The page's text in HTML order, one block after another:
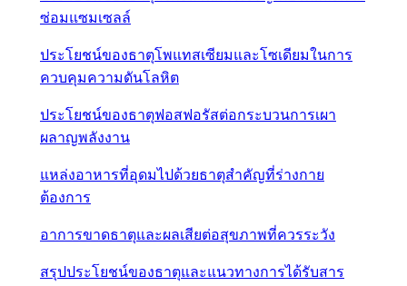
ซ่อมแซมเซลล์
ประโยชน์ของธาตุโพแทสเซียมและโซเดียมในการ
ควบคุมความดันโลหิต
ประโยชน์ของธาตุฟอสฟอรัสต่อกระบวนการเผา
ผลาญพลังงาน
แหล่งอาหารที่อุดมไปด้วยธาตุสำคัญที่ร่างกาย
ต้องการ
อาการขาดธาตุและผลเสียต่อสุขภาพที่ควรระวัง
สรุปประโยชน์ของธาตุและแนวทางการได้รับสาร